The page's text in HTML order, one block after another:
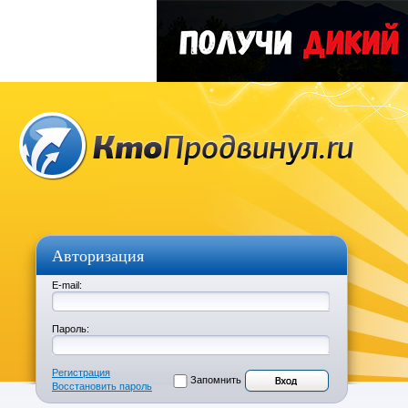
Авторизация
E-mail:
Пароль:
Регистрация
Восстановить пароль
Запомнить